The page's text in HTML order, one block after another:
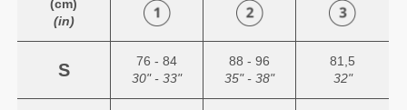
(cm)
(in)
S
76 - 84
30" - 33"
88 - 96
35" - 38"
81,5
32"